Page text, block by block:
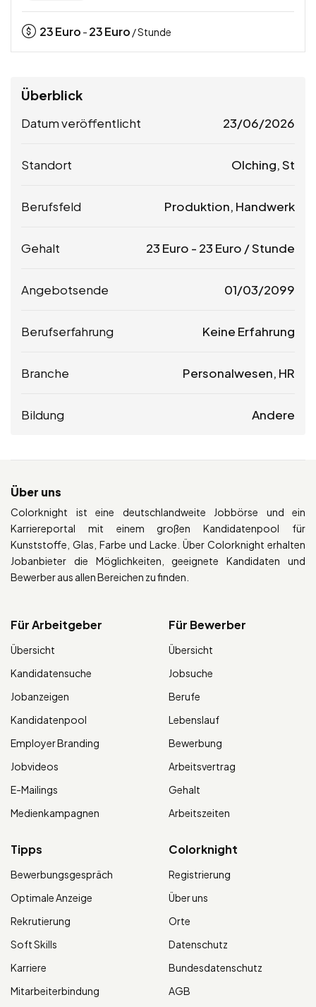
23Euro - 23Euro / Stunde
Überblick
Datum veröffentlicht 23/06/2026
Standort Olching, St
Berufsfeld Produktion, Handwerk
Gehalt 23 Euro - 23 Euro / Stunde
Angebotsende 01/03/2099
Berufserfahrung Keine Erfahrung
Branche Personalwesen, HR
Bildung Andere
Über uns
Colorknight ist eine deutschlandweite Jobbörse und ein
Karriereportal mit einem großen Kandidatenpool für
Kunststoffe, Glas, Farbe und Lacke. Über Colorknight erhalten
Jobanbieter die Möglichkeiten, geeignete Kandidaten und
Bewerber aus allen Bereichen zu finden.
Für Arbeitgeber
Übersicht
Kandidatensuche
Jobanzeigen
Kandidatenpool
Employer Branding
Jobvideos
E-Mailings
Medienkampagnen
Für Bewerber
Übersicht
Jobsuche
Berufe
Lebenslauf
Bewerbung
Arbeitsvertrag
Gehalt
Arbeitszeiten
Tipps
Bewerbungsgespräch
Optimale Anzeige
Rekrutierung
Soft Skills
Karriere
Mitarbeiterbindung
Colorknight
Registrierung
Über uns
Orte
Datenschutz
Bundesdatenschutz
AGB